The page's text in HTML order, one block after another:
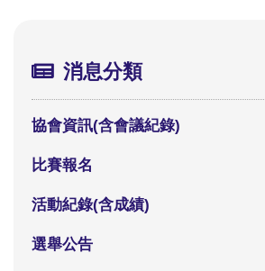
消息分類
協會資訊(含會議紀錄)
比賽報名
活動紀錄(含成績)
選舉公告